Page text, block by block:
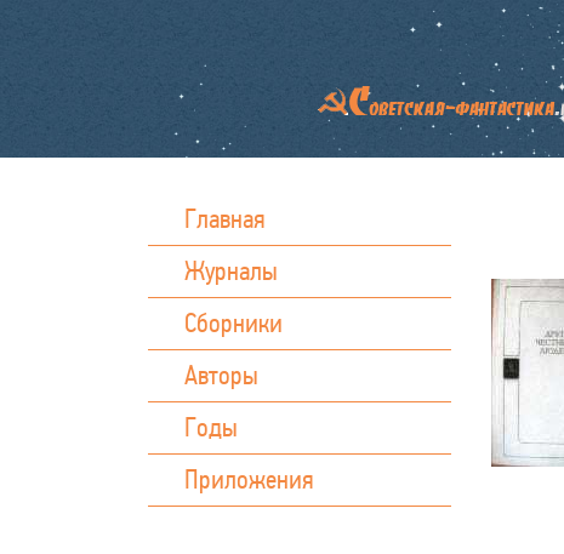
Главная
Журналы
Сборники
Авторы
Годы
Приложения